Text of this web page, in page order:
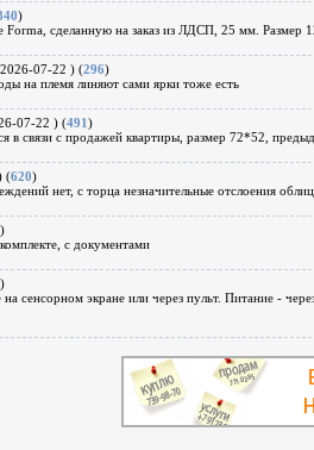
)
Forma, сделанную на заказ из ЛДСП, 25 мм. Размер
07-22 ) (296)
на племя линяют сами ярки тоже есть
07-22 ) (491)
в связи с продажей квартиры, размер 72*52,
(620)
нет, с торца незначительные отслоения
)
с документами
)
на сенсорном экране или через пульт. Питание -